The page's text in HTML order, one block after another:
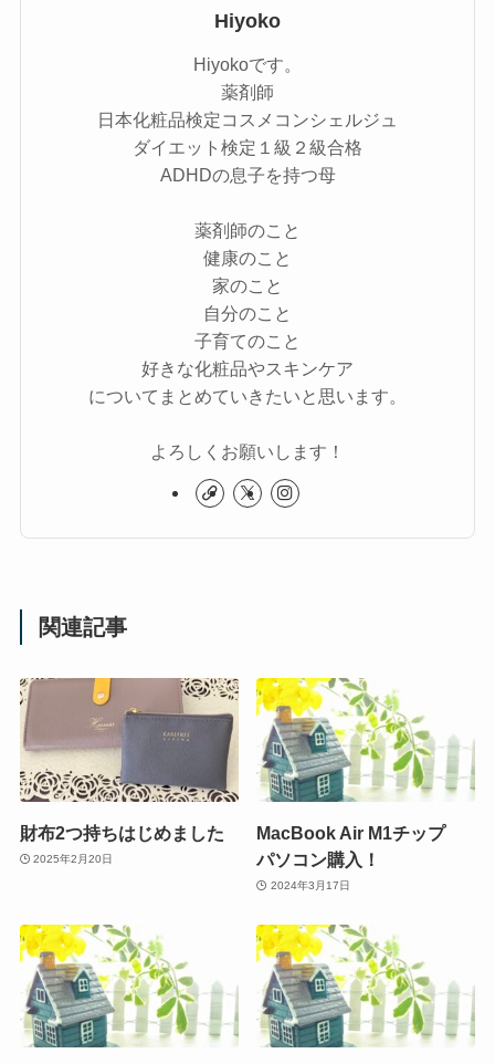
Hiyoko
Hiyokoです。
薬剤師
日本化粧品検定コスメコンシェルジュ
ダイエット検定１級２級合格
ADHDの息子を持つ母
薬剤師のこと
健康のこと
家のこと
自分のこと
子育てのこと
好きな化粧品やスキンケア
についてまとめていきたいと思います。
よろしくお願いします！
関連記事
財布2つ持ちはじめました
2025年2月20日
MacBook Air M1チップ
パソコン購入！
2024年3月17日